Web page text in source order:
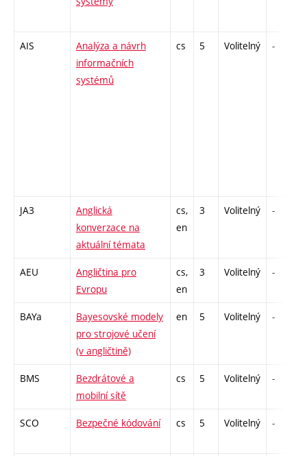
AIS
Analýza a návrh
informačních
systémů
cs 5 Volitelný -
JA3
Anglická
konverzace na
aktuální témata
cs,
en
3 Volitelný -
AEU
Angličtina pro
Evropu
cs,
en
3 Volitelný -
BAYa
Bayesovské modely
pro strojové učení
(v angličtině)
en 5 Volitelný -
BMS
Bezdrátové a
mobilní sítě
cs 5 Volitelný -
SCO Bezpečné kódování cs 5 Volitelný -